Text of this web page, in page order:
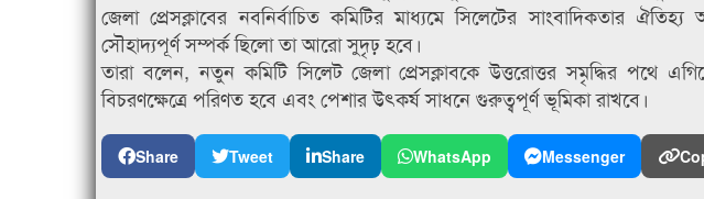
জেলা প্রেসক্লাবের নবনির্বাচিত কমিটির মাধ্যমে সিলেটের সাংবাদিকতার
সৌহাদ্যপূর্ণ সম্পর্ক ছিলো তা আরো সুদৃঢ় হবে।
তারা বলেন, নতুন কমিটি সিলেট জেলা প্রেসক্লাবকে উত্তরোত্তর সমৃদ্ধির পথে
বিচরণক্ষেত্রে পরিণত হবে এবং পেশার উৎকর্ষ সাধনে গুরুত্বপূর্ণ ভূমিকা রাখবে।
Share Tweet Share WhatsApp Messenger